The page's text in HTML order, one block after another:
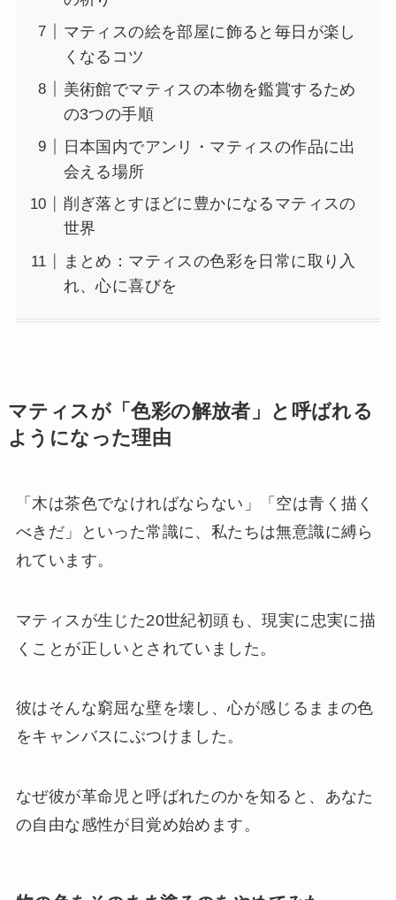
マティスの絵を部屋に飾ると毎日が楽し
くなるコツ
美術館でマティスの本物を鑑賞するため
の3つの手順
日本国内でアンリ・マティスの作品に出
会える場所
削ぎ落とすほどに豊かになるマティスの
世界
まとめ：マティスの色彩を日常に取り入
れ、心に喜びを
マティスが「色彩の解放者」と呼ばれる
ようになった理由
「木は茶色でなければならない」「空は青く描く
べきだ」といった常識に、私たちは無意識に縛ら
れています。
マティスが生じた20世紀初頭も、現実に忠実に描
くことが正しいとされていました。
彼はそんな窮屈な壁を壊し、心が感じるままの色
をキャンバスにぶつけました。
なぜ彼が革命児と呼ばれたのかを知ると、あなた
の自由な感性が目覚め始めます。